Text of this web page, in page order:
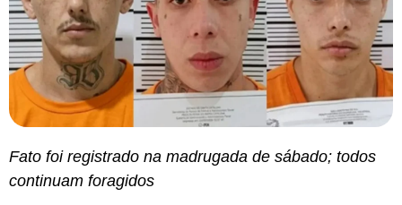
Fato foi registrado na madrugada de sábado; todos
continuam foragidos